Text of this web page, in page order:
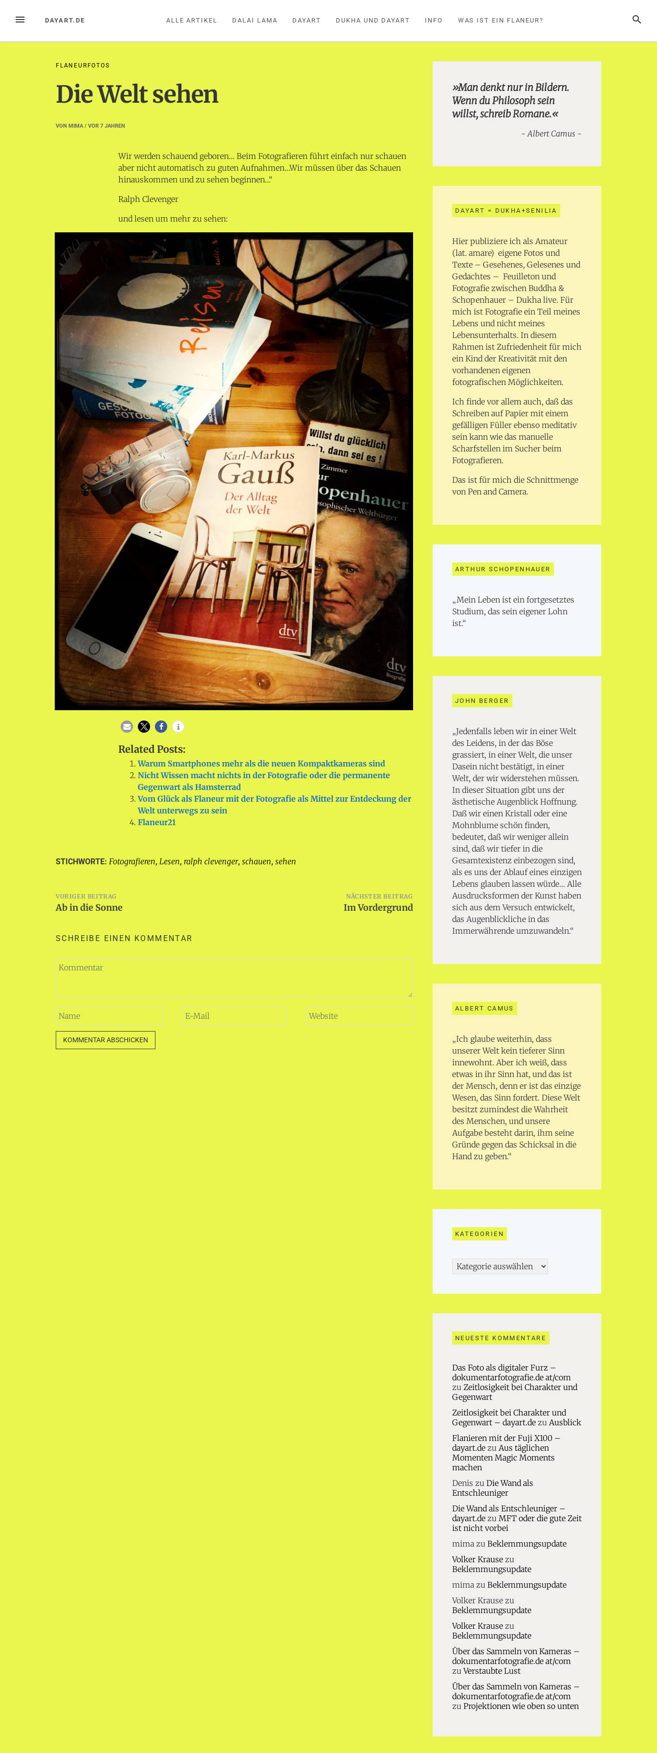
InhaltMENÜ SUCHE
DAYART.DE ALLE ARTIKEL DALAI LAMA DAYART DUKHA UND DAYART INFO WAS IST EIN FLANEUR?
FLANEURFOTOS
Die Welt sehen
VON MIMA/ VOR 7 JAHREN
Wir werden schauend geboren… Beim Fotografieren führt einfach nur schauen
aber nicht automatisch zu guten Aufnahmen…Wir müssen über das Schauen
hinauskommen und zu sehen beginnen…“
Ralph Clevenger
und lesen um mehr zu sehen:
Related Posts:
Warum Smartphones mehr als die neuen Kompaktkameras sind
Nicht Wissen macht nichts in der Fotografie oder die permanente
Gegenwart als Hamsterrad
Vom Glück als Flaneur mit der Fotografie als Mittel zur Entdeckung der
Welt unterwegs zu sein
Flaneur21
STICHWORTE: Fotografieren, Lesen, ralph clevenger, schauen, sehen
Beitragsnavigation
VORIGER BEITRAG
Ab in die Sonne
NÄCHSTER BEITRAG
Im Vordergrund
SCHREIBE EINEN KOMMENTAR
»Man denkt nur in Bildern.
Wenn du Philosoph sein
willst, schreib Romane.«
Albert Camus
DAYART = DUKHA+SENILIA
Hier publiziere ich als Amateur
(lat. amare) eigene Fotos und
Texte – Gesehenes, Gelesenes und
Gedachtes – Feuilleton und
Fotografie zwischen Buddha &
Schopenhauer – Dukha live. Für
mich ist Fotografie ein Teil meines
Lebens und nicht meines
Lebensunterhalts. In diesem
Rahmen ist Zufriedenheit für mich
ein Kind der Kreativität mit den
vorhandenen eigenen
fotografischen Möglichkeiten.
Ich finde vor allem auch, daß das
Schreiben auf Papier mit einem
gefälligen Füller ebenso meditativ
sein kann wie das manuelle
Scharfstellen im Sucher beim
Fotografieren.
Das ist für mich die Schnittmenge
von Pen and Camera.
ARTHUR SCHOPENHAUER
„Mein Leben ist ein fortgesetztes
Studium, das sein eigener Lohn
ist.“
JOHN BERGER
„Jedenfalls leben wir in einer Welt
des Leidens, in der das Böse
grassiert, in einer Welt, die unser
Dasein nicht bestätigt, in einer
Welt, der wir widerstehen müssen.
In dieser Situation gibt uns der
ästhetische Augenblick Hoffnung.
Daß wir einen Kristall oder eine
Mohnblume schön finden,
bedeutet, daß wir weniger allein
sind, daß wir tiefer in die
Gesamtexistenz einbezogen sind,
als es uns der Ablauf eines einzigen
Lebens glauben lassen würde… Alle
Ausdrucksformen der Kunst haben
sich aus dem Versuch entwickelt,
das Augenblickliche in das
Immerwährende umzuwandeln.“
ALBERT CAMUS
„Ich glaube weiterhin, dass
unserer Welt kein tieferer Sinn
innewohnt. Aber ich weiß, dass
etwas in ihr Sinn hat, und das ist
der Mensch, denn er ist das einzige
Wesen, das Sinn fordert. Diese Welt
besitzt zumindest die Wahrheit
des Menschen, und unsere
Aufgabe besteht darin, ihm seine
Gründe gegen das Schicksal in die
Hand zu geben.“
KATEGORIEN
Kategorien
NEUESTE KOMMENTARE
Das Foto als digitaler Furz –
dokumentarfotografie.de at/com
zu Zeitlosigkeit bei Charakter und
Gegenwart
Zeitlosigkeit bei Charakter und
Gegenwart – dayart.dezu Ausblick
Flanieren mit der Fuji X100 –
dayart.dezu Aus täglichen
Momenten Magic Moments
machen
Denis zu Die Wand als
Entschleuniger
Die Wand als Entschleuniger –
dayart.dezu MFT oder die gute Zeit
ist nicht vorbei
mimazu Beklemmungsupdate
Volker Krausezu
Beklemmungsupdate
mimazu Beklemmungsupdate
Volker Krausezu
Beklemmungsupdate
Volker Krausezu
Beklemmungsupdate
Über das Sammeln von Kameras –
dokumentarfotografie.de at/com
zuVerstaubte Lust
Über das Sammeln von Kameras –
dokumentarfotografie.de at/com
zu Projektionen wie oben so unten